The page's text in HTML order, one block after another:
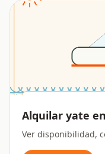
Alquilar yate
Ver disponibilidad,